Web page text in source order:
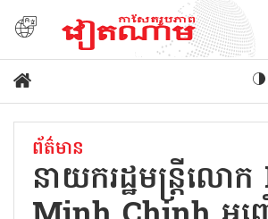
ព័ត៌មាន
នាយករដ្ឋមន្ត្រីលោ